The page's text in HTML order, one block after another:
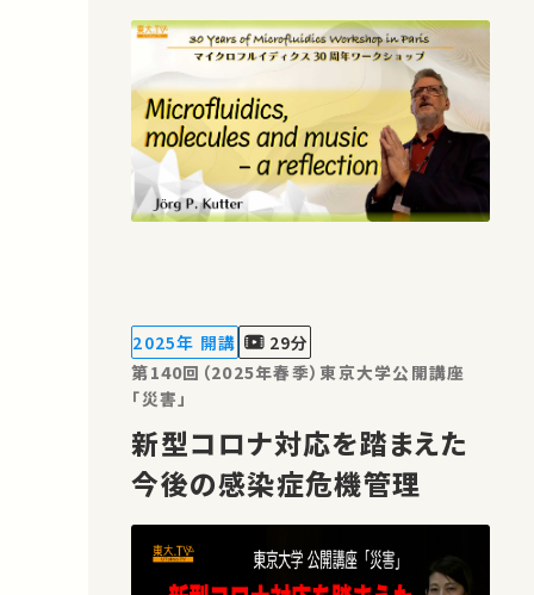
2025年 開講
29分
第140回（2025年春季）東京大学公開講座
「災害」
新型コロナ対応を踏まえた
今後の感染症危機管理